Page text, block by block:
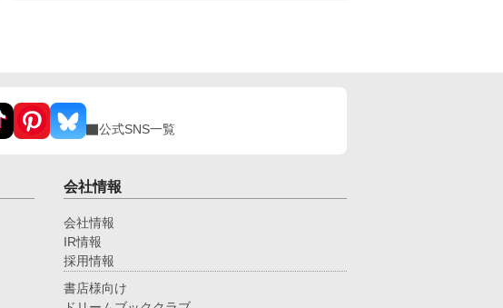
公式SNS一覧
会社情報
会社情報
IR情報
採用情報
書店様向け